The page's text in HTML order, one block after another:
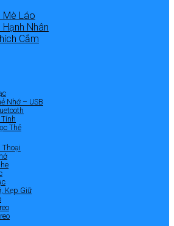
Mè Láo
Hạnh Nhân
Cắm
Nhớ – USB
Tính
Thẻ
Thoại
Kẹp Giữ